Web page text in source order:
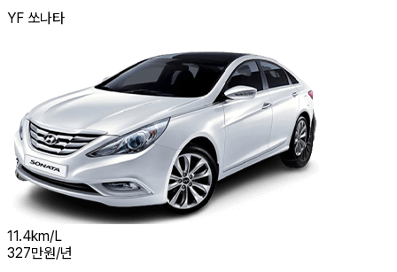
YF 쏘나타
11.4km/L
327만원/년